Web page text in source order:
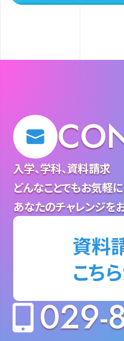
入学、学科、資料請求
どんなことでもお気軽
あなたのチャレンジを
資料
こち
029-